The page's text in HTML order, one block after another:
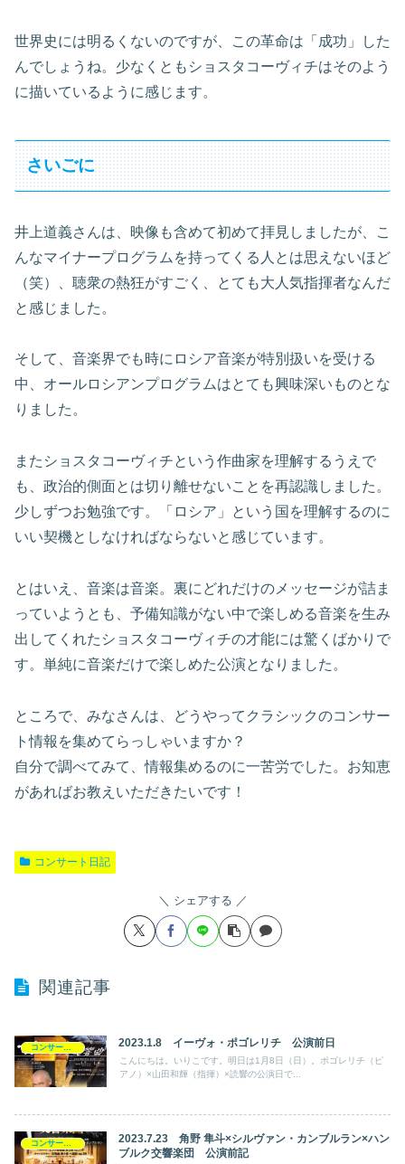
世界史には明るくないのですが、この革命は「成功」した
んでしょうね。少なくともショスタコーヴィチはそのよう
に描いているように感じます。
さいごに
井上道義さんは、映像も含めて初めて拝見しましたが、こ
んなマイナープログラムを持ってくる人とは思えないほど
（笑）、聴衆の熱狂がすごく、とても大人気指揮者なんだ
と感じました。
そして、音楽界でも時にロシア音楽が特別扱いを受ける
中、オールロシアンプログラムはとても興味深いものとな
りました。
またショスタコーヴィチという作曲家を理解するうえで
も、政治的側面とは切り離せないことを再認識しました。
少しずつお勉強です。「ロシア」という国を理解するのに
いい契機としなければならないと感じています。
とはいえ、音楽は音楽。裏にどれだけのメッセージが詰ま
っていようとも、予備知識がない中で楽しめる音楽を生み
出してくれたショスタコーヴィチの才能には驚くばかりで
す。単純に音楽だけで楽しめた公演となりました。
ところで、みなさんは、どうやってクラシックのコンサー
ト情報を集めてらっしゃいますか？
自分で調べてみて、情報集めるのに一苦労でした。お知恵
があればお教えいただきたいです！
コンサート日記
シェアする
関連記事
コンサート日記 2023.1.8 イーヴォ・ポゴレリチ 公演前日
こんにちは。いりこです。明日は1月8日（日）。ポゴレリチ（ピ
アノ）×山田和輝（指揮）×読響の公演日で...
コンサート日記
2023.7.23 角野 隼斗×シルヴァン・カンブルラン×ハン
ブルク交響楽団 公演前記